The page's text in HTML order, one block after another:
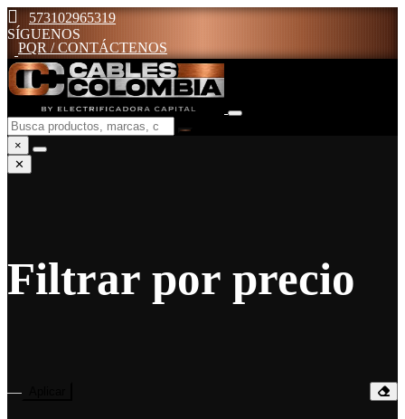
573102965319
SÍGUENOS
PQR / CONTÁCTENOS
×
✕
Filtrar por precio
—